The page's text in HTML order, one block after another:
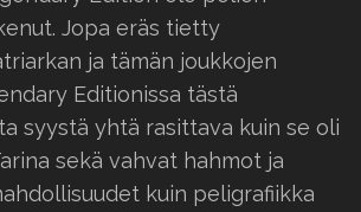
Jopa eräs tietty
ja tämän joukkojen
Editionissa tästä
syystä yhtä rasittava kuin se oli
sekä vahvat hahmot ja
kuin peligrafiikka